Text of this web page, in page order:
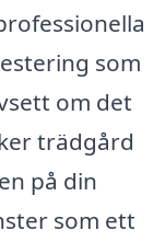
som
om det
trädgård
på din
som ett